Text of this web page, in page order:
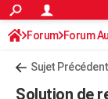
ACTUALITÉS
Politique
Société
Faits Divers
Education
Monde
Villes
+
Forum Forum
Sujet Précédent
Solution de